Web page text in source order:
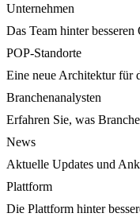
Unternehmen
Das Team hinter besseren
POP-Standorte
Eine neue Architektur für
Branchenanalysten
Erfahren Sie, was
News
Aktuelle Updates und
Plattform
Die Plattform hinter